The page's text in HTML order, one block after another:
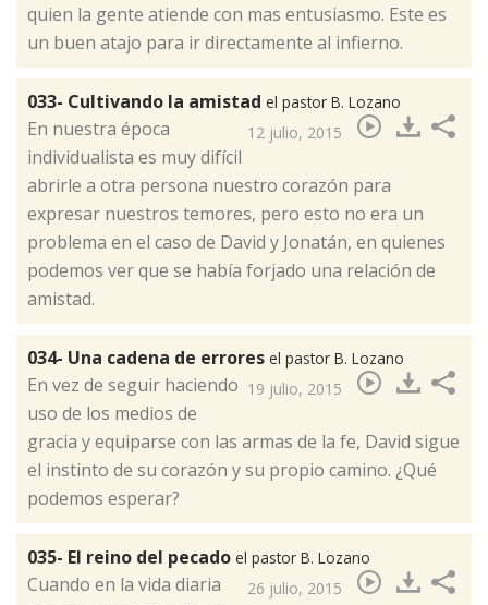
quien la gente atiende con mas entusiasmo. Este es
un buen atajo para ir directamente al infierno.
033- Cultivando la amistad el pastor B. Lozano
12 julio, 2015
​En nuestra época
individualista es muy difícil
abrirle a otra persona nuestro corazón para
expresar nuestros temores, pero esto no era un
problema en el caso de David y Jonatán, en quienes
podemos ver que se había forjado una relación de
amistad.
034- Una cadena de errores el pastor B. Lozano
19 julio, 2015
​En vez de seguir haciendo
uso de los medios de
gracia y equiparse con las armas de la fe, David sigue
el instinto de su corazón y su propio camino. ¿Qué
podemos esperar?
035- El reino del pecado el pastor B. Lozano
26 julio, 2015
​Cuando en la vida diaria